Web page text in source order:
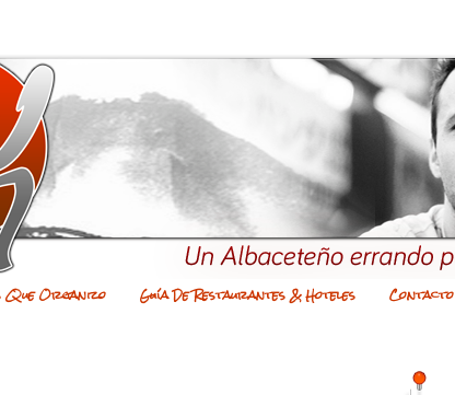
Que Organizo Guía De Restaurantes & Hoteles Contacto